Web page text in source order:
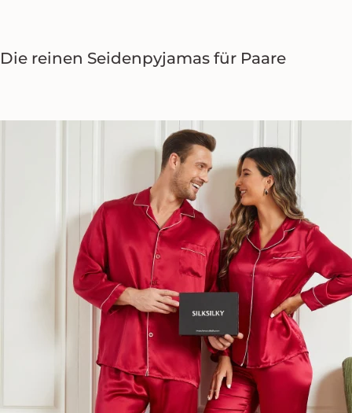
Die reinen Seidenpyjamas für Paare